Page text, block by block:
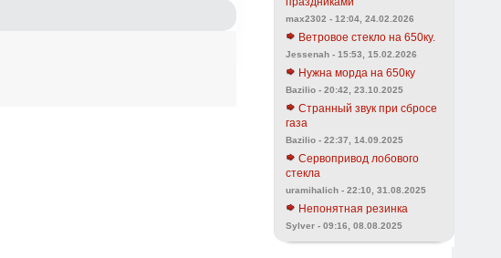
max2302 - 12:04, 24.02.2026
Ветровое стекло на 650ку.
Jessenah - 15:53, 15.02.2026
Нужна морда на 650ку
Bazilio - 20:42, 23.10.2025
Странный звук при сбросе
газа
Bazilio - 22:37, 14.09.2025
Сервопривод лобового
стекла
uramihalich - 22:10, 31.08.2025
Непонятная резинка
Sylver - 09:16, 08.08.2025